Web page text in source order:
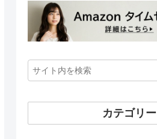
カテゴリー